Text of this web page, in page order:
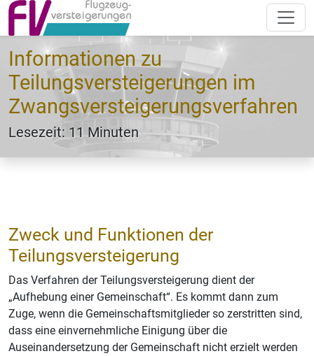
Informationen zu
Teilungsversteigerungen im
Zwangsversteigerungsverfahren
Lesezeit: 11 Minuten
Zweck und Funktionen der
Teilungsversteigerung
Das Verfahren der Teilungsversteigerung dient der
„Aufhebung einer Gemeinschaft“. Es kommt dann zum
Zuge, wenn die Gemeinschaftsmitglieder so zerstritten sind,
dass eine einvernehmliche Einigung über die
Auseinandersetzung der Gemeinschaft nicht erzielt werden